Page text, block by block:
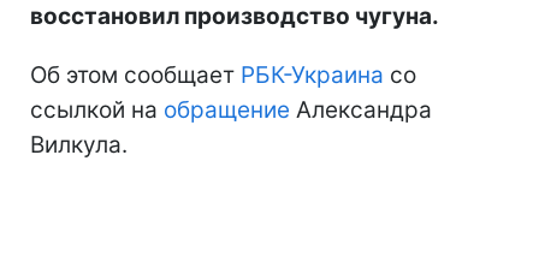
восстановил производство чугуна.
Об этом сообщает РБК-Украина со
ссылкой на обращение Александра
Вилкула.